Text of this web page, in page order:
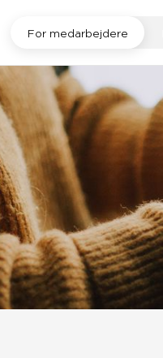
For medarbejdere